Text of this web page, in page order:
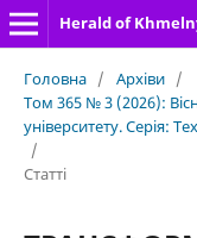
Головна / Архіви /
Том 365 № 3 (2026):
університету. Серія:
/
Статті